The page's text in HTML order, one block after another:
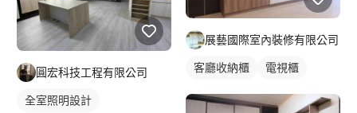
圓宏科技工程有限公司
全室照明設計
展藝國際室內裝修有限公司
客廳收納櫃 電視櫃